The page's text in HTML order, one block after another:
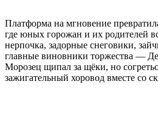
Платформа на мгновение
где юных горожан и их родителей
нерпочка, задорные снеговики,
главные виновники торжества —
Морозец щипал за щёки, но
зажигательный хоровод вместе со